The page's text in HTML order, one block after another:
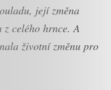
její změna
celého hrnce. A
životní změnu pro